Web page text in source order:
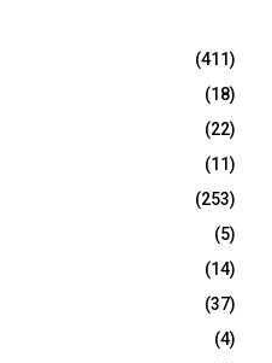
(411)
(18)
(22)
(11)
(253)
(5)
(14)
(37)
(4)